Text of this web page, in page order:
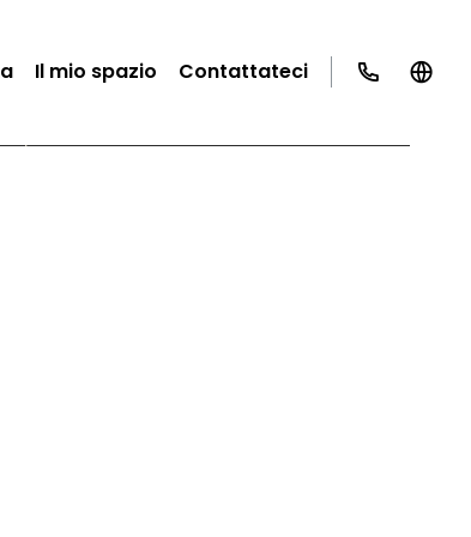
Il mio spazio Contattateci